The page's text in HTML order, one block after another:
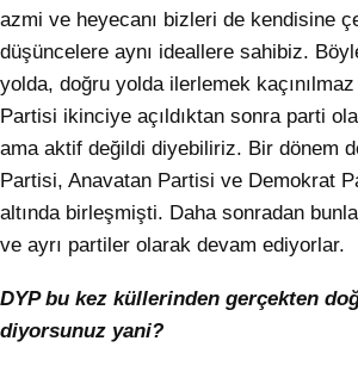
azmi ve heyecanı bizleri de kendisine
düşüncelere aynı ideallere sahibiz.
yolda, doğru yolda ilerlemek kaçınılmaz
Partisi ikinciye açıldıktan sonra parti
ama aktif değildi diyebiliriz. Bir dönem
Partisi, Anavatan Partisi ve Demokrat
altında birleşmişti. Daha sonradan
ve ayrı partiler olarak devam ediyorlar.
DYP bu kez küllerinden gerçekten
diyorsunuz yani?